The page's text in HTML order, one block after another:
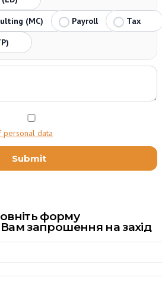
(MC)
Payroll
Tax
personal data
форму
запрошення на захід